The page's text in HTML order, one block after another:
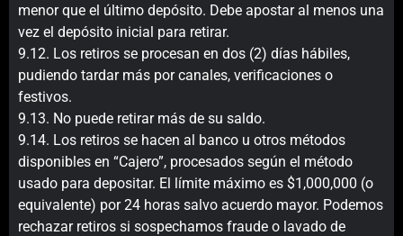
menor que el último depósito. Debe apostar al menos una
vez el depósito inicial para retirar.
9.12. Los retiros se procesan en dos (2) días hábiles,
pudiendo tardar más por canales, verificaciones o
festivos.
9.13. No puede retirar más de su saldo.
9.14. Los retiros se hacen al banco u otros métodos
disponibles en “Cajero”, procesados según el método
usado para depositar. El límite máximo es $1,000,000 (o
equivalente) por 24 horas salvo acuerdo mayor. Podemos
rechazar retiros si sospechamos fraude o lavado de